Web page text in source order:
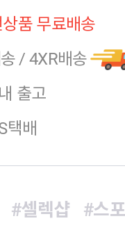
품 무료배송
/ 4XR배송
출고
택배
#셀렉샵
#스